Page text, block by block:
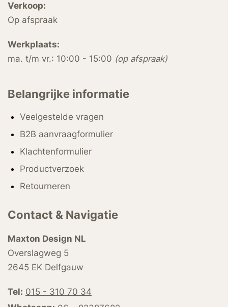
Verkoop:
Op afspraak
Werkplaats:
ma. t/m vr.: 10:00 - 15:00 (op afspraak)
Belangrijke informatie
Veelgestelde vragen
B2B aanvraagformulier
Klachtenformulier
Productverzoek
Retourneren
Contact & Navigatie
Maxton Design NL
Overslagweg 5
2645 EK Delfgauw
Tel: 015 - 310 70 34